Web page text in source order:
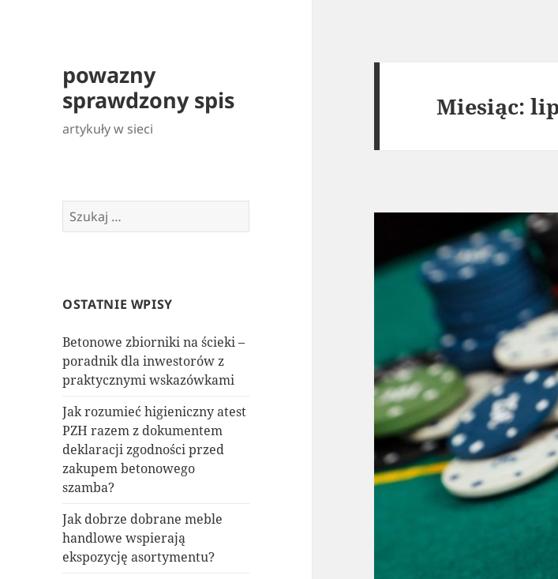
powazny
sprawdzony spis
artykuły w sieci
Szukaj:
OSTATNIE WPISY
Betonowe zbiorniki na ścieki –
poradnik dla inwestorów z
praktycznymi wskazówkami
Jak rozumieć higieniczny atest
PZH razem z dokumentem
deklaracji zgodności przed
zakupem betonowego
szamba?
Jak dobrze dobrane meble
handlowe wspierają
ekspozycję asortymentu?
Miesiąc: